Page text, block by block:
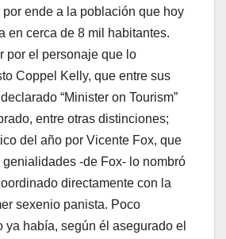
ende a la población que hoy
en cerca de 8 mil habitantes.
por el personaje que lo
Coppel Kelly, que entre sus
“Minister on Tourism”
entre otras distinciones;
del año por Vicente Fox, que
genialidades -de Fox- lo nombró
directamente con la
sexenio panista. Poco
ya había, según él asegurado el